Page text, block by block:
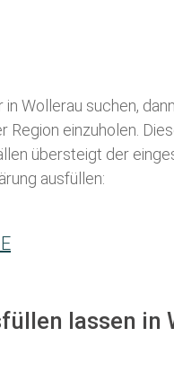
in Wollerau suchen,
einzuholen.
übersteigt der
ausfüllen:
lassen in